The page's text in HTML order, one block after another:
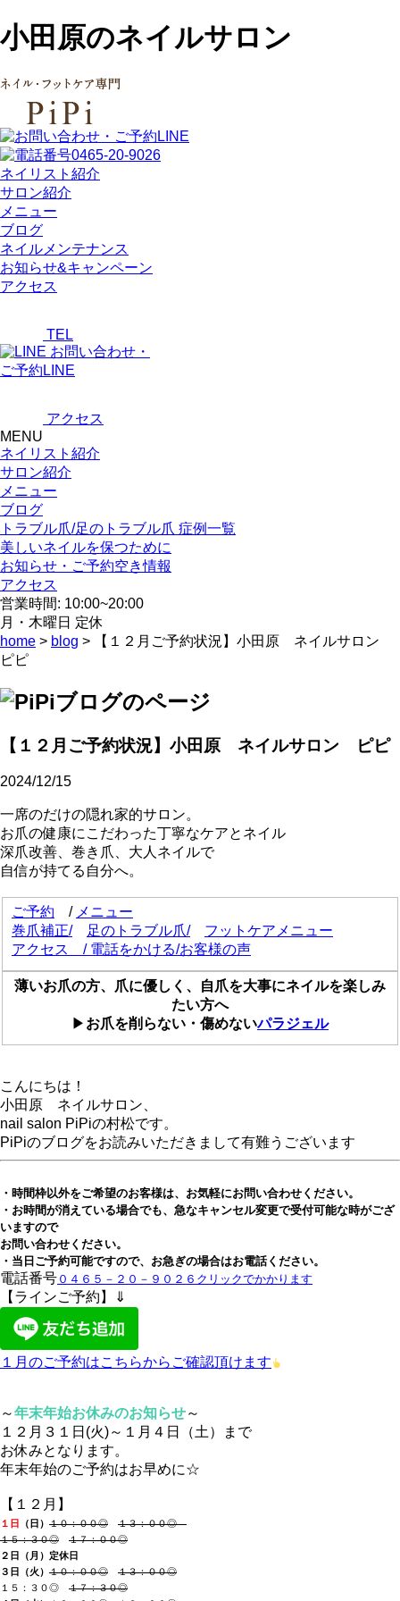
小田原のネイルサロン
ネイリスト紹介
サロン紹介
メニュー
ブログ
ネイルメンテナンス
お知らせ&キャンペーン
アクセス
TEL
お問い合わせ・
ご予約LINE
アクセス
MENU
ネイリスト紹介
サロン紹介
メニュー
ブログ
トラブル爪/足のトラブル爪 症例一覧
美しいネイルを保つために
お知らせ・ご予約空き情報
アクセス
営業時間: 10:00~20:00
月・木曜日 定休
home > blog > 【１２月ご予約状況】小田原 ネイルサロン
ピピ
【１２月ご予約状況】小田原 ネイルサロン ピピ
2024/12/15
一席のだけの隠れ家的サロン。
お爪の健康にこだわった丁寧なケアとネイル
深爪改善、巻き爪、大人ネイルで
自信が持てる自分へ。
ご予約 / メニュー
巻爪補正/ 足のトラブル爪/
フットケアメニュー
アクセス
/ 電話をかける/お客様の声
薄いお爪の方、爪に優しく、自爪を大事にネイルを楽しみ
たい方へ
▶ お爪を削らない・傷めないパラジェル
こんにちは！
小田原 ネイルサロン、
nail salon PiPiの村松です。
PiPiのブログをお読みいただきまして有難うございます
・時間枠以外をご希望のお客様は、お気軽にお問い合わせください。
・お時間が消えている場合でも、急なキャンセル変更で受付可能な時がござ
いますので
お問い合わせください。
・当日ご予約可能ですので、お急ぎの場合はお電話ください。
電話番号 ０４６５－２０－９０２６クリックでかかります
【ラインご予約】⇓
１月のご予約はこちらからご確認頂けます
～年末年始お休みのお知らせ～
１２月３１日(火)～１月４日（土）まで
お休みとなります。
年末年始のご予約はお早めに☆
【１２月】
１日 （日） １０：００◎
１３：００◎
１５：３０◎
１７：００◎
２日 （月） 定休日
３日（火） １０：００◎
１３：００◎
１５：３０◎ １７：３０◎